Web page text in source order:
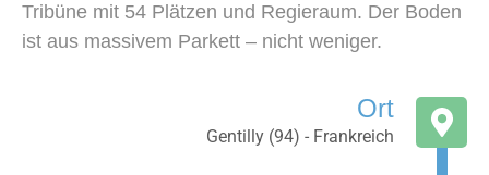
Tribüne mit 54 Plätzen und Regieraum. Der Boden
ist aus massivem Parkett – nicht weniger.
Ort
Gentilly (94) - Frankreich